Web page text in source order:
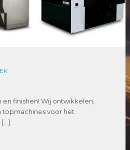
finishen! Wij ontwikkelen,
voor het
[…]